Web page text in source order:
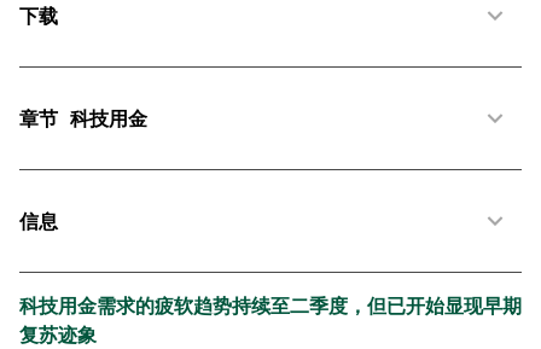
下载
章节 科技用金
信息
科技用金需求的疲软趋势持续至二季度，但已开始显现早期
复苏迹象